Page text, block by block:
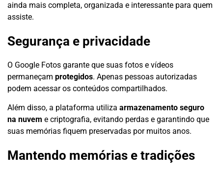
ainda mais completa, organizada e interessante para quem
assiste.
Segurança e privacidade
O Google Fotos garante que suas fotos e vídeos
permaneçam protegidos. Apenas pessoas autorizadas
podem acessar os conteúdos compartilhados.
Além disso, a plataforma utiliza armazenamento seguro
na nuvem e criptografia, evitando perdas e garantindo que
suas memórias fiquem preservadas por muitos anos.
Mantendo memórias e tradições